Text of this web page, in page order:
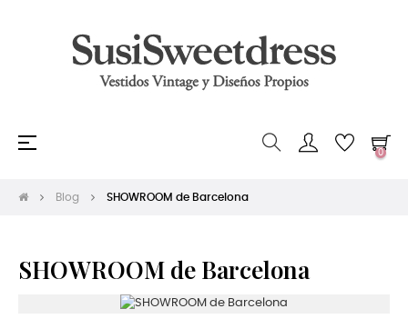
Navegación
☰
0
Blog SHOWROOM de Barcelona
SHOWROOM de Barcelona